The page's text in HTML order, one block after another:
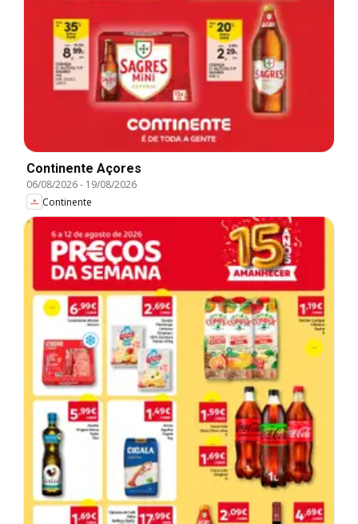
Continente Açores
06/08/2026- 19/08/2026
Continente